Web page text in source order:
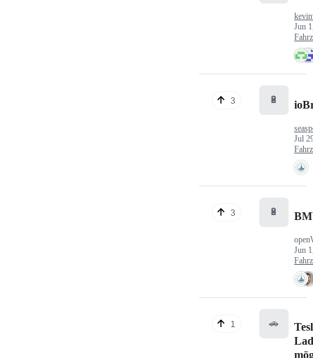
Jun
3 🔋
Jul
3 🔋
Jun
1 🚗